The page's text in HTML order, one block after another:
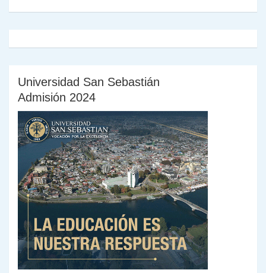
Universidad San Sebastián
Admisión 2024